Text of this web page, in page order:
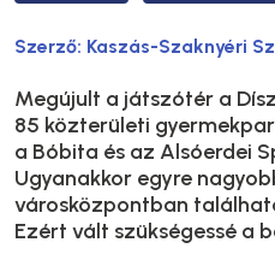
Szerző: Kaszás-Szaknyéri
Megújult a játszótér a
85 közterületi
a Bóbita és az Alsóerdei
Ugyanakkor egyre
városközpontban
Ezért vált szükségessé a